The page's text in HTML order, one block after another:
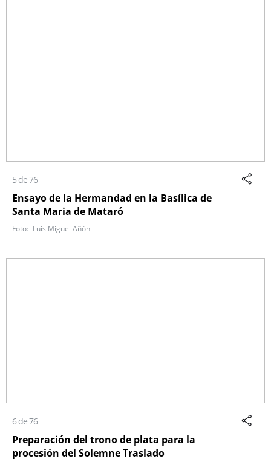
5 de 76
Ensayo de la Hermandad en la Basílica de
Santa Maria de Mataró
Luis Miguel Añón
6 de 76
Preparación del trono de plata para la
procesión del Solemne Traslado